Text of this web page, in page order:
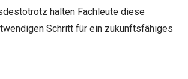
halten Fachleute diese
Schritt für ein zukunftsfähiges